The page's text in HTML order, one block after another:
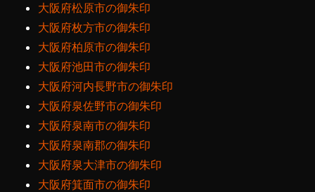
大阪府松原市の御朱印
大阪府枚方市の御朱印
大阪府柏原市の御朱印
大阪府池田市の御朱印
大阪府河内長野市の御朱印
大阪府泉佐野市の御朱印
大阪府泉南市の御朱印
大阪府泉南郡の御朱印
大阪府泉大津市の御朱印
大阪府箕面市の御朱印